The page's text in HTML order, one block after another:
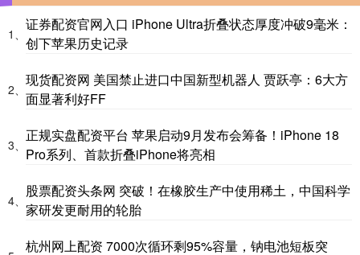
1、
证券配资官网入口 iPhone Ultra折叠状态厚度冲破9毫米：
创下苹果历史记录
2、
现货配资网 美国禁止进口中国新型机器人 贾跃亭：6大方
面显著利好FF
3、
正规实盘配资平台 苹果启动9月发布会筹备！iPhone 18
Pro系列、首款折叠iPhone将亮相
4、
股票配资头条网 突破！在橡胶生产中使用稀土，中国科学
家研发更耐用的轮胎
杭州网上配资 7000次循环剩95%容量，钠电池短板突